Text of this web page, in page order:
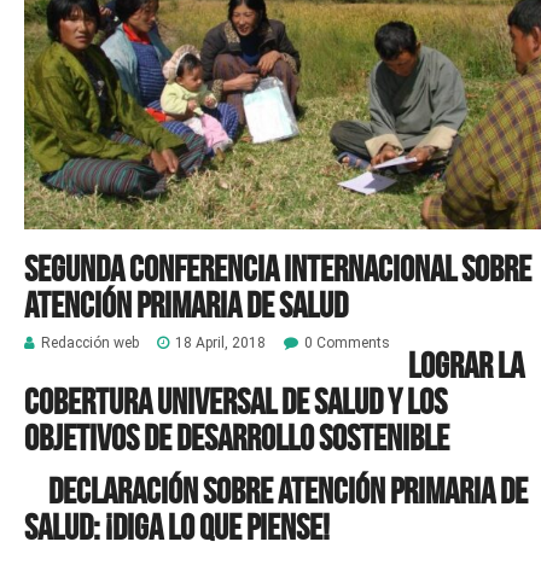
Segunda Conferencia Internacional sobre
Atención Primaria de Salud
Redacción web 18 April, 2018 0 Comments
Lograr la
Cobertura Universal de Salud y los
Objetivos de Desarrollo Sostenible
Declaración sobre Atención Primaria de
Salud: ¡Diga lo que piense!